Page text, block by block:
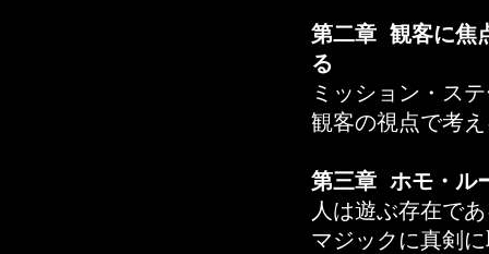
第二章 観客に焦
る
ミッション・ス
観客の視点で考
第三章 ホモ・ル
人は遊ぶ存在で
マジックに真剣